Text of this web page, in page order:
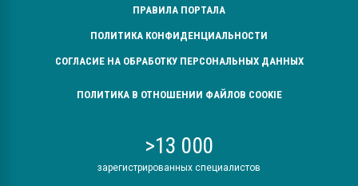
ПРАВИЛА ПОРТАЛА
ПОЛИТИКА КОНФИДЕНЦИАЛЬНОСТИ
СОГЛАСИЕ НА ОБРАБОТКУ ПЕРСОНАЛЬНЫХ ДАННЫХ
ПОЛИТИКА В ОТНОШЕНИИ ФАЙЛОВ COOKIE
>13 000
зарегистрированных специалистов